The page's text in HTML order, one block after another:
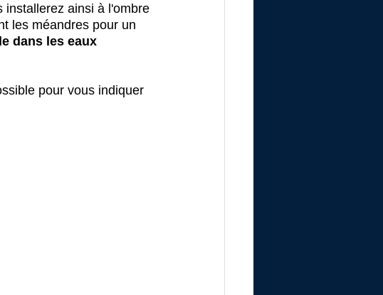
installerez ainsi à l'ombre
les méandres pour un
dans les eaux
pour vous indiquer